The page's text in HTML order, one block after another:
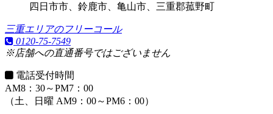
四日市市、鈴鹿市、亀山市、三重郡菰野町
三重エリアのフリーコール
0120-75-7549
※店舗への直通番号ではございません
電話受付時間
AM8：30～PM7：00
（土、日曜 AM9：00～PM6：00）